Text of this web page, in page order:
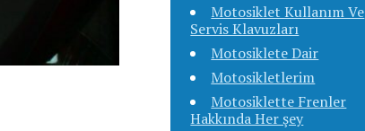
Motosiklet Kullanım Ve
Servis Klavuzları
Motosiklete Dair
Motosikletlerim
Motosiklette Frenler
Hakkında Her şey